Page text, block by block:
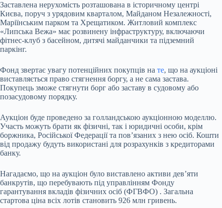
Заставлена нерухомість розташована в історичному центрі
Києва, поруч з урядовим кварталом, Майданом Незалежності,
Маріїнським парком та Хрещатиком. Житловий комплекс
«Липська Вежа» має розвинену інфраструктуру, включаючи
фітнес-клуб з басейном, дитячі майданчики та підземний
паркінг.
Фонд звертає увагу потенційних покупців на те, що на аукціоні
виставляється право стягнення боргу, а не сама застава.
Покупець зможе стягнути борг або заставу в судовому або
позасудовому порядку.
Аукціон буде проведено за голландською аукціонною моделлю.
Участь можуть брати як фізичні, так і юридичні особи, крім
боржника, Російської Федерації та пов’язаних з нею осіб. Кошти
від продажу будуть використані для розрахунків з кредиторами
банку.
Нагадаємо, що на аукціон було виставлено активи дев’яти
банкрутів, що перебувають під управлінням Фонду
гарантування вкладів фізичних осіб (ФГВФО) . Загальна
стартова ціна всіх лотів становить 926 млн гривень.